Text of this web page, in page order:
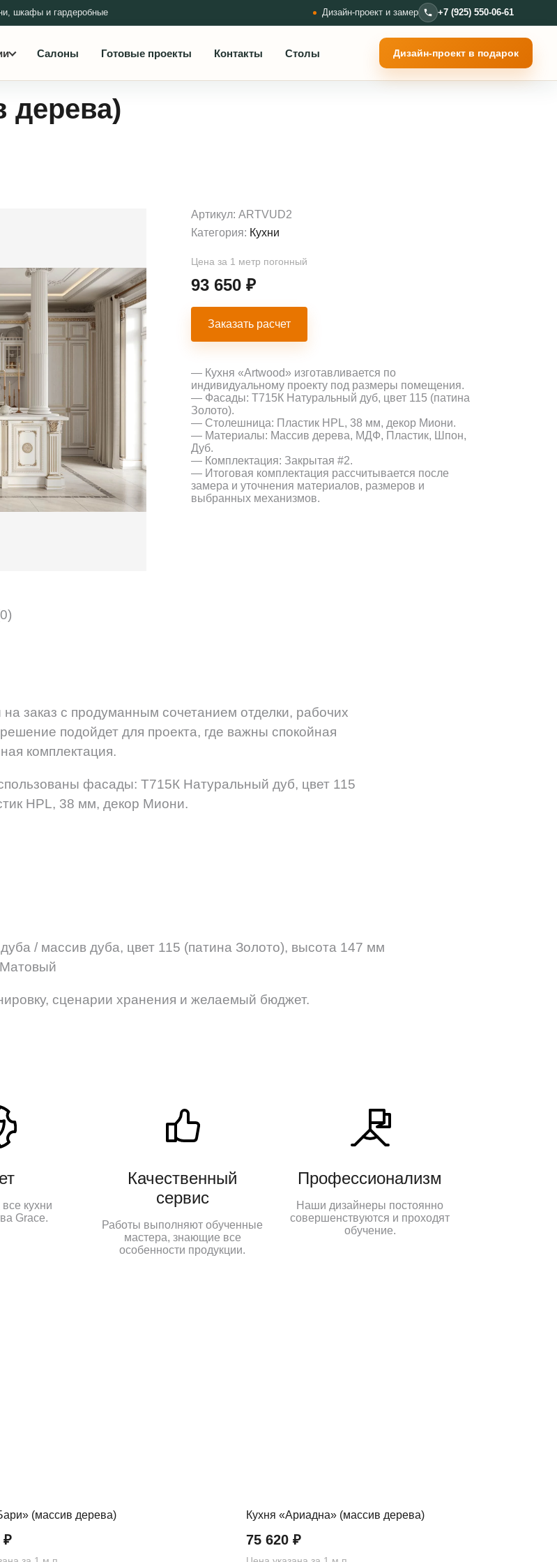
шкафы и гардеробные Дизайн-проект и замер +7 (925) 550-06-61
Салоны Готовые проекты Контакты Столы Дизайн-проект в подарок
дерева)
Артикул: ARTVUD2
Категория: Кухни
Цена за 1 метр погонный
93 650 ₽
Заказать расчет
— Кухня «Artwood» изготавливается по
индивидуальному проекту под размеры помещения.
— Фасады: Т715К Натуральный дуб, цвет 115 (патина
Золото).
— Столешница: Пластик HPL, 38 мм, декор Миони.
— Материалы: Массив дерева, МДФ, Пластик, Шпон,
Дуб.
— Комплектация: Закрытая #2.
— Итоговая комплектация рассчитывается после
замера и уточнения материалов, размеров и
выбранных механизмов.
заказ с продуманным сочетанием отделки, рабочих
подойдет для проекта, где важны спокойная
комплектация.
фасады: Т715К Натуральный дуб, цвет 115
HPL, 38 мм, декор Миони.
/ массив дуба, цвет 115 (патина Золото), высота 147 мм
сценарии хранения и желаемый бюджет.
кухни
Grace.
Качественный
сервис
Работы выполняют обученные
мастера, знающие все
особенности продукции.
Профессионализм
Наши дизайнеры постоянно
совершенствуются и проходят
обучение.
(массив дерева)
₽
Кухня «Ариадна» (массив дерева)
75 620 ₽